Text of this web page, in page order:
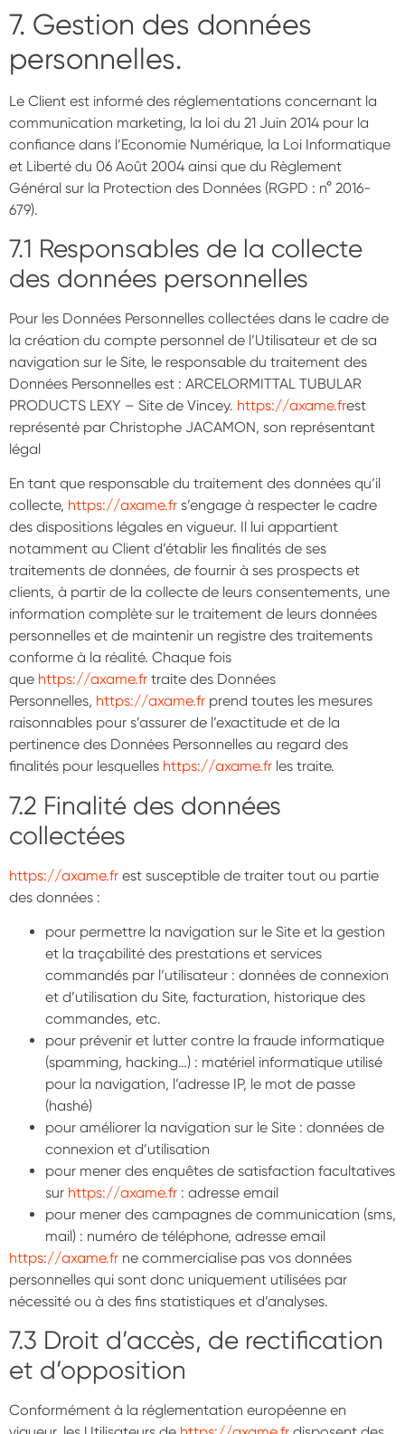
7. Gestion des données
personnelles.
Le Client est informé des réglementations concernant la
communication marketing, la loi du 21 Juin 2014 pour la
confiance dans l’Economie Numérique, la Loi Informatique
et Liberté du 06 Août 2004 ainsi que du Règlement
Général sur la Protection des Données (RGPD : n° 2016-
679).
7.1 Responsables de la collecte
des données personnelles
Pour les Données Personnelles collectées dans le cadre de
la création du compte personnel de l’Utilisateur et de sa
navigation sur le Site, le responsable du traitement des
Données Personnelles est : ARCELORMITTAL TUBULAR
PRODUCTS LEXY – Site de Vincey. https://axame.frest
représenté par Christophe JACAMON, son représentant
légal
En tant que responsable du traitement des données qu’il
collecte, https://axame.fr s’engage à respecter le cadre
des dispositions légales en vigueur. Il lui appartient
notamment au Client d’établir les finalités de ses
traitements de données, de fournir à ses prospects et
clients, à partir de la collecte de leurs consentements, une
information complète sur le traitement de leurs données
personnelles et de maintenir un registre des traitements
conforme à la réalité. Chaque fois
que https://axame.fr traite des Données
Personnelles, https://axame.fr prend toutes les mesures
raisonnables pour s’assurer de l’exactitude et de la
pertinence des Données Personnelles au regard des
finalités pour lesquelles https://axame.fr les traite.
7.2 Finalité des données
collectées
https://axame.fr est susceptible de traiter tout ou partie
des données :
pour permettre la navigation sur le Site et la gestion
et la traçabilité des prestations et services
commandés par l’utilisateur : données de connexion
et d’utilisation du Site, facturation, historique des
commandes, etc.
pour prévenir et lutter contre la fraude informatique
(spamming, hacking…) : matériel informatique utilisé
pour la navigation, l’adresse IP, le mot de passe
(hashé)
pour améliorer la navigation sur le Site : données de
connexion et d’utilisation
pour mener des enquêtes de satisfaction facultatives
sur https://axame.fr : adresse email
pour mener des campagnes de communication (sms,
mail) : numéro de téléphone, adresse email
https://axame.fr ne commercialise pas vos données
personnelles qui sont donc uniquement utilisées par
nécessité ou à des fins statistiques et d’analyses.
7.3 Droit d’accès, de rectification
et d’opposition
Conformément à la réglementation européenne en